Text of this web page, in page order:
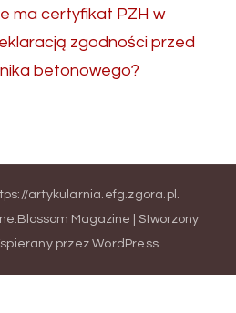
ma certyfikat PZH w
zgodności przed
betonowego?
artykularnia.efg.zgora.pl .
Blossom Magazine | Stworzony
przezWordPress.